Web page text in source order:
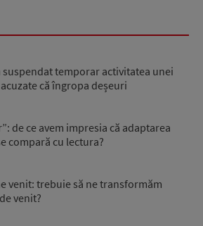
temporar activitatea unei
că îngropa deșeuri
de ce avem impresia că adaptarea
compară cu lectura?
venit: trebuie să ne transformăm
venit?